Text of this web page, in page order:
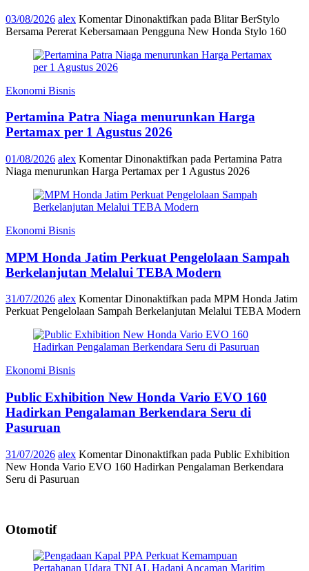
03/08/2026 alex Komentar Dinonaktifkan pada Blitar BerStylo
Bersama Pererat Kebersamaan Pengguna New Honda Stylo 160
Ekonomi Bisnis
Pertamina Patra Niaga menurunkan Harga
Pertamax per 1 Agustus 2026
01/08/2026 alex Komentar Dinonaktifkan pada Pertamina Patra
Niaga menurunkan Harga Pertamax per 1 Agustus 2026
Ekonomi Bisnis
MPM Honda Jatim Perkuat Pengelolaan Sampah
Berkelanjutan Melalui TEBA Modern
31/07/2026 alex Komentar Dinonaktifkan pada MPM Honda Jatim
Perkuat Pengelolaan Sampah Berkelanjutan Melalui TEBA Modern
Ekonomi Bisnis
Public Exhibition New Honda Vario EVO 160
Hadirkan Pengalaman Berkendara Seru di
Pasuruan
31/07/2026 alex Komentar Dinonaktifkan pada Public Exhibition
New Honda Vario EVO 160 Hadirkan Pengalaman Berkendara
Seru di Pasuruan
Otomotif